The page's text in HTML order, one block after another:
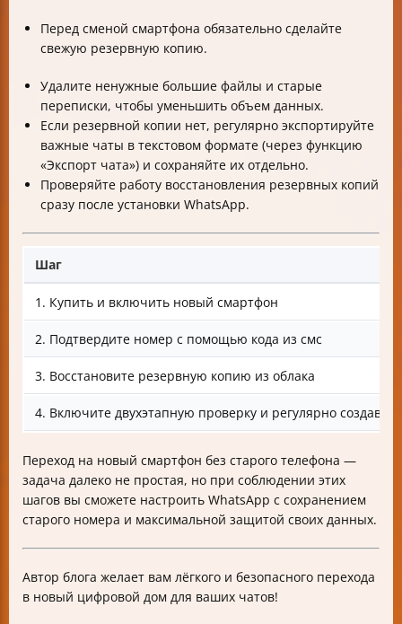
Перед сменой смартфона обязательно сделайте
свежую резервную копию.
Удалите ненужные большие файлы и старые
переписки, чтобы уменьшить объем данных.
Если резервной копии нет, регулярно экспортируйте
важные чаты в текстовом формате (через функцию
«Экспорт чата») и сохраняйте их отдельно.
Проверяйте работу восстановления резервных копий
сразу после установки WhatsApp.
Шаг
1. Купить и включить новый смартфон
2. Подтвердите номер с помощью кода из смс
3. Восстановите резервную копию из облака
4. Включите двухэтапную проверку и регулярно
Переход на новый смартфон без старого телефона —
задача далеко не простая, но при соблюдении этих
шагов вы сможете настроить WhatsApp с сохранением
старого номера и максимальной защитой своих данных.
Автор блога желает вам лёгкого и безопасного перехода
в новый цифровой дом для ваших чатов!